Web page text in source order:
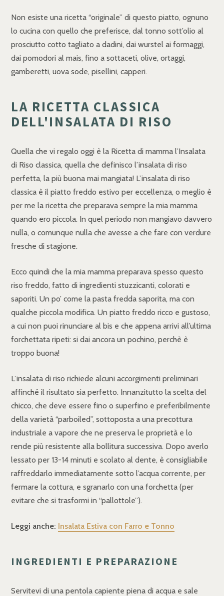
Non esiste una ricetta “originale” di questo piatto, ognuno
lo cucina con quello che preferisce, dal tonno sott’olio al
prosciutto cotto tagliato a dadini, dai wurstel ai formaggi,
dai pomodori al mais, fino a sottaceti, olive, ortaggi,
gamberetti, uova sode, pisellini, capperi.
LA RICETTA CLASSICA
DELL'INSALATA DI RISO
Quella che vi regalo oggi è la Ricetta di mamma l’Insalata
di Riso classica, quella che definisco l’insalata di riso
perfetta, la più buona mai mangiata! L’insalata di riso
classica è il piatto freddo estivo per eccellenza, o meglio è
per me la ricetta che preparava sempre la mia mamma
quando ero piccola. In quel periodo non mangiavo davvero
nulla, o comunque nulla che avesse a che fare con verdure
fresche di stagione.
Ecco quindi che la mia mamma preparava spesso questo
riso freddo, fatto di ingredienti stuzzicanti, colorati e
saporiti. Un po’ come la pasta fredda saporita, ma con
qualche piccola modifica. Un piatto freddo ricco e gustoso,
a cui non puoi rinunciare al bis e che appena arrivi all’ultima
forchettata ripeti: si dai ancora un pochino, perchè è
troppo buona!
L’insalata di riso richiede alcuni accorgimenti preliminari
affinché il risultato sia perfetto. Innanzitutto la scelta del
chicco, che deve essere fino o superfino e preferibilmente
della varietà “parboiled”, sottoposta a una precottura
industriale a vapore che ne preserva le proprietà e lo
rende più resistente alla bollitura successiva. Dopo averlo
lessato per 13-14 minuti e scolato al dente, è consigliabile
raffreddarlo immediatamente sotto l’acqua corrente, per
fermare la cottura, e sgranarlo con una forchetta (per
evitare che si trasformi in “pallottole”).
Leggi anche: Insalata Estiva con Farro e Tonno
INGREDIENTI E PREPARAZIONE
Servitevi di una pentola capiente piena di acqua e sale